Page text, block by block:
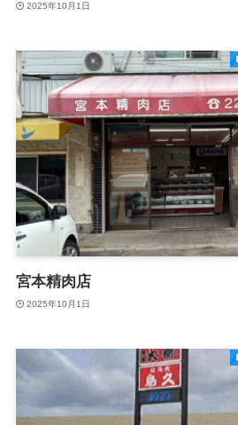
2025年10月1日
宮本精肉店
2025年10月1日